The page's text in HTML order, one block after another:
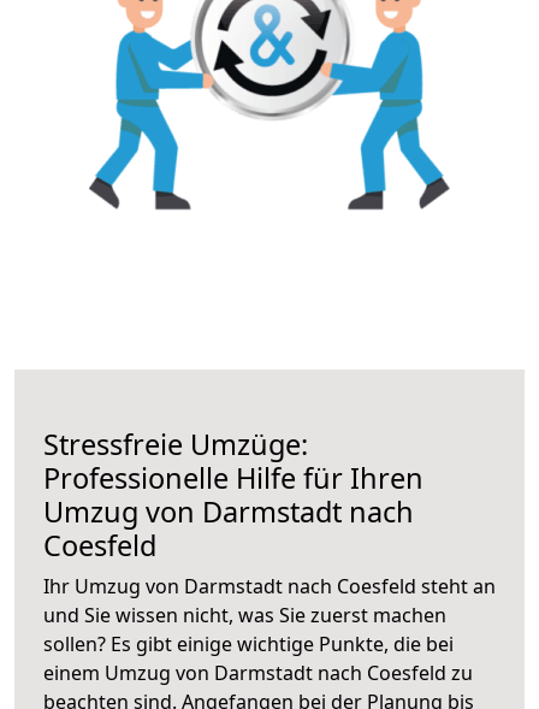
Stressfreie Umzüge:
Professionelle Hilfe für Ihren
Umzug von Darmstadt nach
Coesfeld
Ihr Umzug von Darmstadt nach Coesfeld steht an
und Sie wissen nicht, was Sie zuerst machen
sollen? Es gibt einige wichtige Punkte, die bei
einem Umzug von Darmstadt nach Coesfeld zu
beachten sind. Angefangen bei der Planung bis